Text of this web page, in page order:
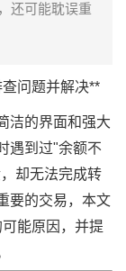
还可能耽误重
问题并解决**
洁的界面和强大
遇到过"余额不
却无法完成转
要的交易，本文
能原因，并提